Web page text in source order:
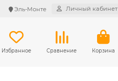
Эль-Монте Личный кабинет
Избранное Сравнение Корзина